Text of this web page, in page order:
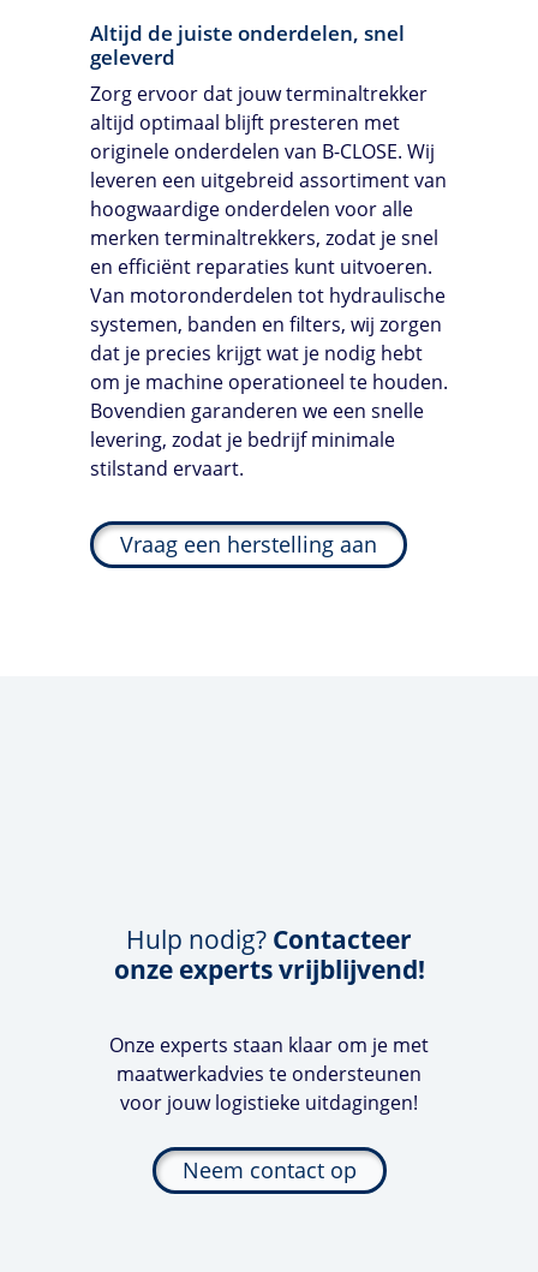
Altijd de juiste onderdelen, snel
geleverd
Zorg ervoor dat jouw terminaltrekker
altijd optimaal blijft presteren met
originele onderdelen van B-CLOSE. Wij
leveren een uitgebreid assortiment van
hoogwaardige onderdelen voor alle
merken terminaltrekkers, zodat je snel
en efficiënt reparaties kunt uitvoeren.
Van motoronderdelen tot hydraulische
systemen, banden en filters, wij zorgen
dat je precies krijgt wat je nodig hebt
om je machine operationeel te houden.
Bovendien garanderen we een snelle
levering, zodat je bedrijf minimale
stilstand ervaart.
Vraag een herstelling aan
Hulp nodig? Contacteer
onze experts vrijblijvend!
Onze experts staan klaar om je met
maatwerkadvies te ondersteunen
voor jouw logistieke uitdagingen!
Neem contact op